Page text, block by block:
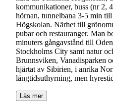
kommunikationer, buss (nr 2,
hörnan, tunnelbana 3-5 min
Högskolan. Närhet till
pubar och restauranger. Man
minuters gångavstånd till
Stockholms City samt natur
Brunnsviken, Vanadisparken
hjärtat av Sibirien, i anrika
Läs mer